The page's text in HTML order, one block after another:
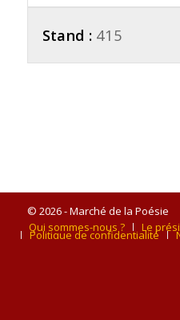
Stand : 415
© 2026 - Marché de la Poésie
Qui sommes-nous ?
Le
Politique de confidentialité